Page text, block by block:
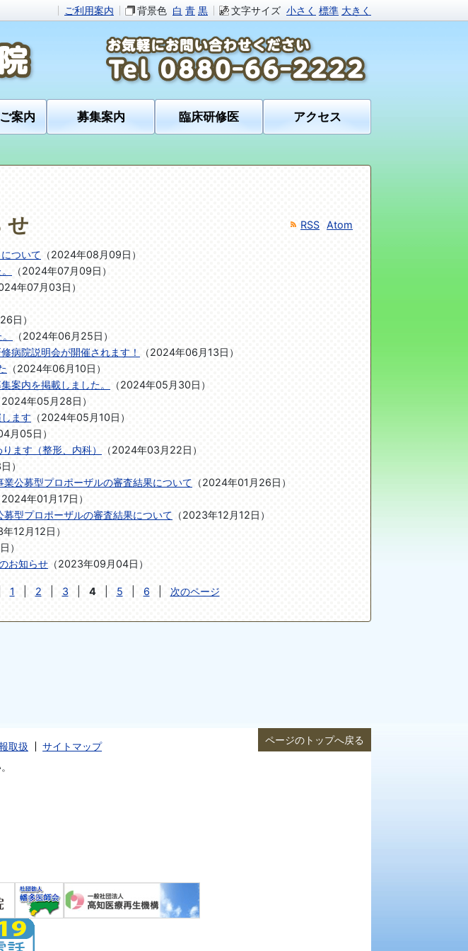
ご利用案内 背景色 白 青 黒 文字サイズ 小さく 標準 大きく
案内 募集案内 臨床研修医 アクセス
RSS Atom
ついて （2024年08月09日 ）
（2024年07月09日 ）
年07月03日 ）
日 ）
（2024年06月25日 ）
病院説明会が開催されます！
（2024年06月13日 ）
（2024年06月10日 ）
案内を掲載しました。
（2024年05月30日 ）
2024年05月28日 ）
ます （2024年05月10日 ）
月05日 ）
ます（整形、内科）
（2024年03月22日 ）
）
公募型プロポーザルの審査結果について （2024年01月26日 ）
2024年01月17日 ）
型プロポーザルの審査結果について （2023年12月12日 ）
12月12日 ）
）
お知らせ （2023年09月04日 ）
1 2 3 4 5 6 次のページ
ページのトップへ戻る
取扱
サイトマップ